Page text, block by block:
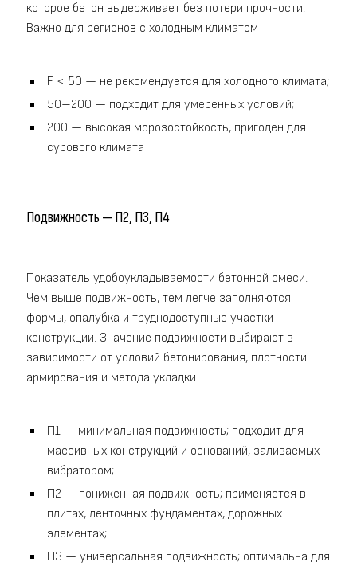
которое бетон выдерживает без потери прочности.
Важно для регионов с холодным климатом
F < 50 — не рекомендуется для холодного климата;
50–200 — подходит для умеренных условий;
200 — высокая морозостойкость, пригоден для
сурового климата
Подвижность — П2, П3, П4
Показатель удобоукладываемости бетонной смеси.
Чем выше подвижность, тем легче заполняются
формы, опалубка и труднодоступные участки
конструкции. Значение подвижности выбирают в
зависимости от условий бетонирования, плотности
армирования и метода укладки.
П1 — минимальная подвижность; подходит для
массивных конструкций и оснований, заливаемых
вибратором;
П2 — пониженная подвижность; применяется в
плитах, ленточных фундаментах, дорожных
элементах;
П3 — универсальная подвижность; оптимальна для